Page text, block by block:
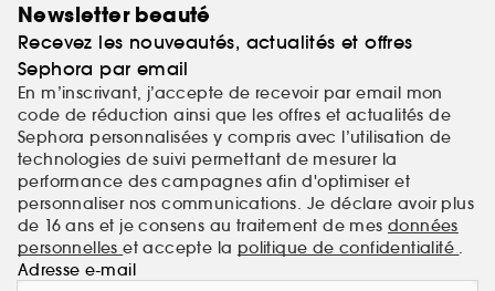
Newsletter beauté
Recevez les nouveautés, actualités et offres
Sephora par email
En m’inscrivant, j’accepte de recevoir par email mon
code de réduction ainsi que les offres et actualités de
Sephora personnalisées y compris avec l’utilisation de
technologies de suivi permettant de mesurer la
performance des campagnes afin d'optimiser et
personnaliser nos communications. Je déclare avoir plus
de 16 ans et je consens au traitement de mes données
personnelleset accepte la politique de confidentialité .
Adresse e-mail